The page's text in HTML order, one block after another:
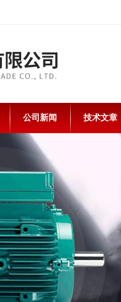
公司新闻 技术文章